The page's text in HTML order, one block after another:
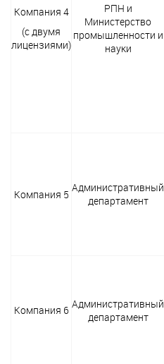
Компания 4
(с двумя
лицензиями)
РПН и
Министерство
промышленности и
науки
Компания 5
Административный
департамент
Компания 6 Административный
департамент